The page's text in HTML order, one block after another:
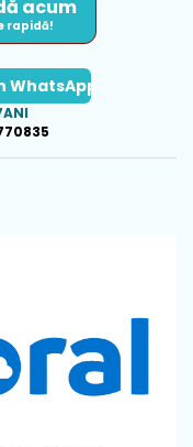
acum
rapidă!
WhatsApp